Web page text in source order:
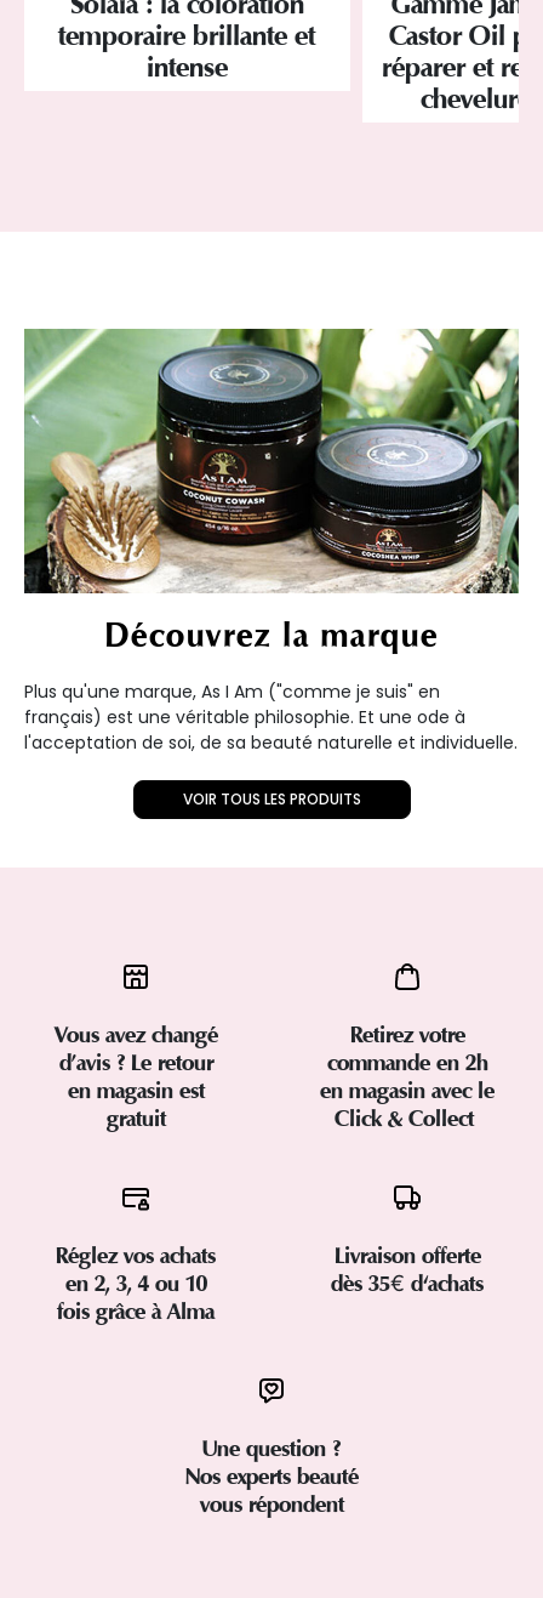
temporaire brillante et
intense
Castor Oil
réparer et
chevelure
Découvrez la marque
Plus qu'une marque, As I Am ("comme je suis" en
français) est une véritable philosophie. Et une ode à
l'acceptation de soi, de sa beauté naturelle et individuelle.
VOIR TOUS LES PRODUITS
Vous avez changé
d’avis ? Le retour
en magasin est
gratuit
Retirez votre
commande en 2h
en magasin avec le
Click & Collect
Réglez vos achats
en 2, 3, 4 ou 10
fois grâce à Alma
Livraison offerte
dès 35€ d'achats
Une question ?
Nos experts beauté
vous répondent